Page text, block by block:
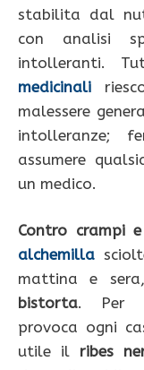
stabilita dal
con analisi
intolleranti.
medicinali
malessere
intolleranze;
assumere
un medico.
Contro crampi
alchemilla
mattina e
bistorta. Per
provoca ogni
utile il ribes